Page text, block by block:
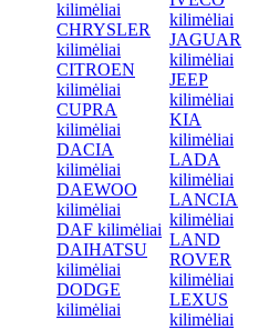
kilimėliai
CHRYSLER
kilimėliai
CITROEN
kilimėliai
CUPRA
kilimėliai
DACIA
kilimėliai
DAEWOO
kilimėliai
DAF kilimėliai
DAIHATSU
kilimėliai
DODGE
kilimėliai
kilimėliai
JAGUAR
kilimėliai
JEEP
kilimėliai
KIA
kilimėliai
LADA
kilimėliai
LANCIA
kilimėliai
LAND
ROVER
kilimėliai
LEXUS
kilimėliai